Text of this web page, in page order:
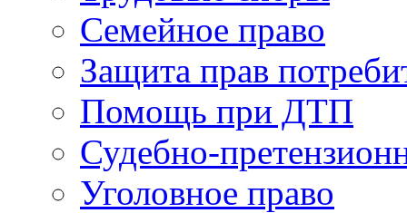
Семейное право
Защита прав
Помощь при ДТП
Судебно-
Уголовное право